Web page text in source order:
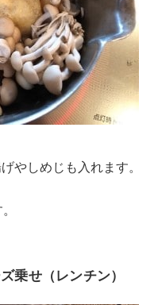
やしめじも入れます。
乗せ（レンチン）